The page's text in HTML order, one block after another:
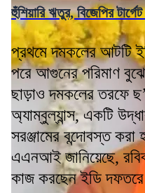
হুঁশিয়ারি ঋতুর, বিজেপির
প্রথমে দমকলের আটটি
পরে আগুনের পরিমাণ
ছাড়াও দমকলের তরফে
অ্যাম্বুল্যান্স, একটি
সরঞ্জামের বন্দোবস্ত করা
এএনআই জানিয়েছে,
কাজ করছেন ইডি